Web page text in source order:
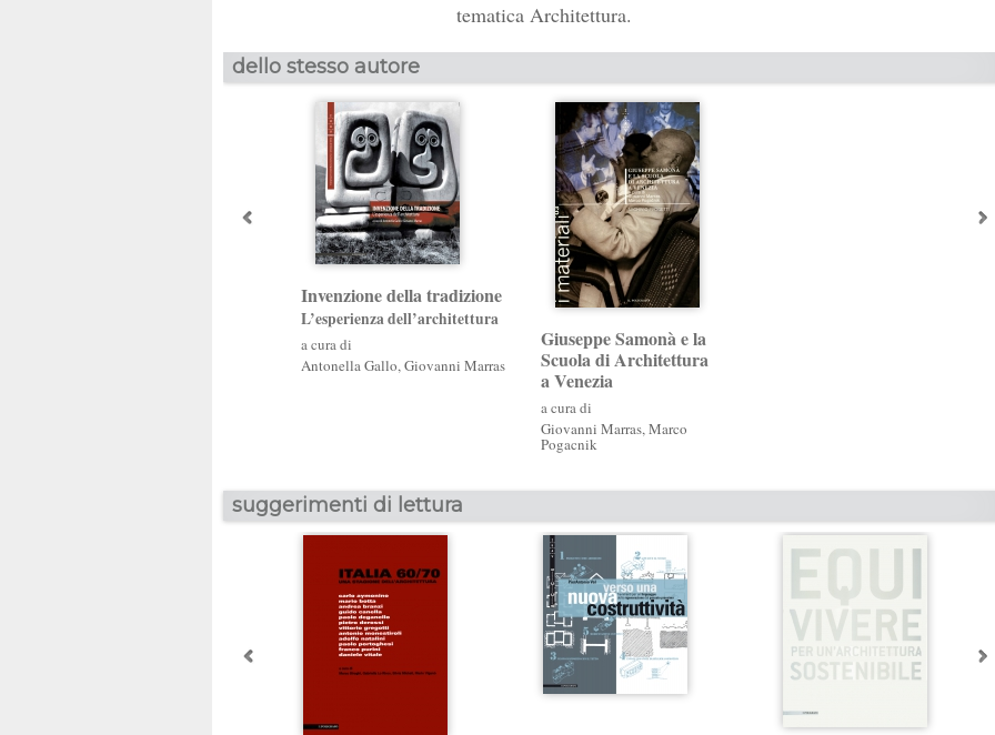
tematica Architettura.
dello stesso autore
Invenzione della tradizione
L’esperienza dell’architettura
a cura di
Antonella Gallo,Giovanni Marras
Giuseppe Samonà e la
Scuola di Architettura
a Venezia
a cura di
Giovanni Marras,Marco
Pogacnik
suggerimenti di lettura